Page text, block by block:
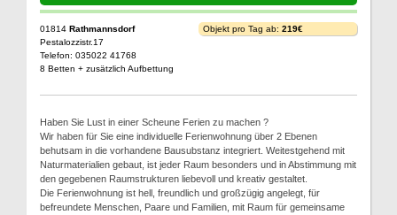
01814 Rathmannsdorf
Pestalozzistr.17
Telefon: 035022 41768
8 Betten + zusätzlich Aufbettung
Objekt pro Tag ab: 219€
Haben Sie Lust in einer Scheune Ferien zu machen ?
Wir haben für Sie eine individuelle Ferienwohnung über 2 Ebenen
behutsam in die vorhandene Bausubstanz integriert. Weitestgehend mit
Naturmaterialien gebaut, ist jeder Raum besonders und in Abstimmung mit
den gegebenen Raumstrukturen liebevoll und kreativ gestaltet.
Die Ferienwohnung ist hell, freundlich und großzügig angelegt, für
befreundete Menschen, Paare und Familien, mit Raum für gemeinsame